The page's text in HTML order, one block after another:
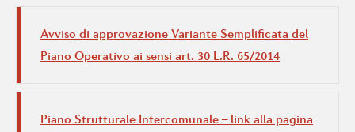
Avviso di approvazione Variante Semplificata del
Piano Operativo ai sensi art. 30 L.R. 65/2014
Piano Strutturale Intercomunale – link alla pagina